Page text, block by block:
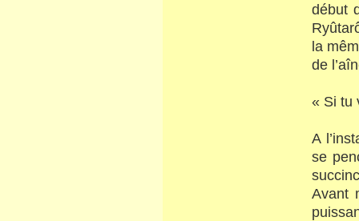
début
la
de
« Si tu
A
se
Avant